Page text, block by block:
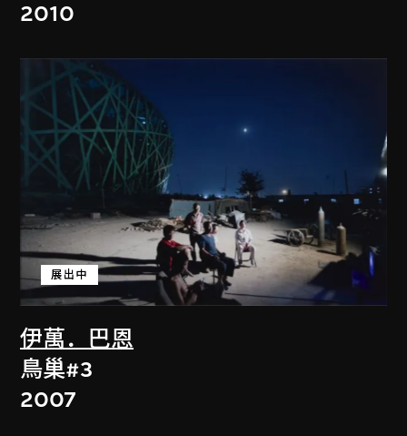
2010
伊萬．巴恩
展出中
鳥巢#3
2007